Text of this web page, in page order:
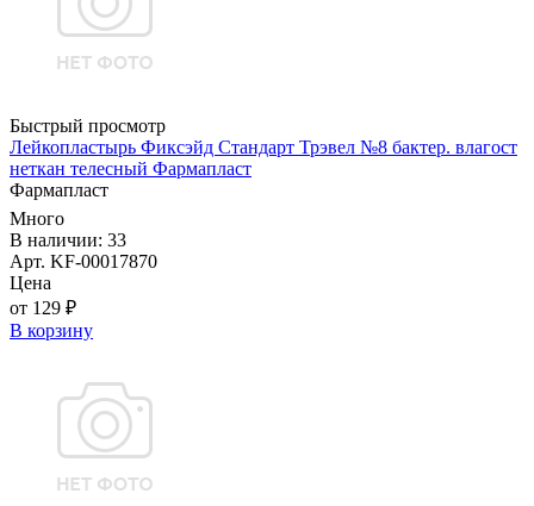
Быстрый просмотр
Лейкопластырь Фиксэйд Стандарт Трэвел №8 бактер. влагост
неткан телесный Фармапласт
Фармапласт
Много
В наличии: 33
Арт. KF-00017870
Цена
от 129 ₽
В корзину